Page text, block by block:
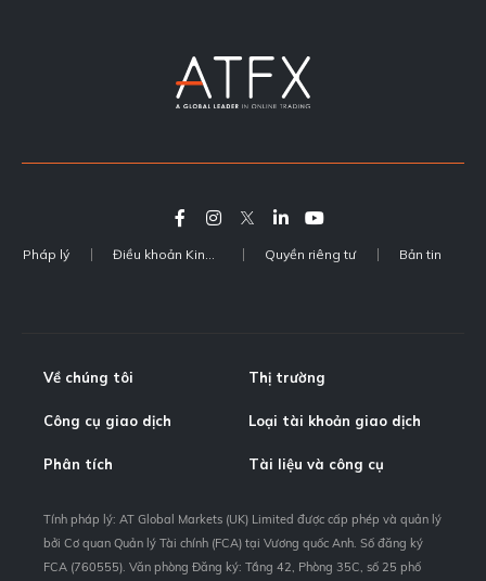
Pháp lý Quyền riêng tư Bản tin
Về chúng tôi Thị trường
Công cụ giao dịch Loại tài khoản giao dịch
Phân tích Tài liệu và công cụ
Tính pháp lý: AT Global Markets (UK) Limited được cấp phép và quản lý
bởi Cơ quan Quản lý Tài chính (FCA) tại Vương quốc Anh. Số đăng ký
FCA (760555). Văn phòng Đăng ký: Tầng 42, Phòng 35C, số 25 phố